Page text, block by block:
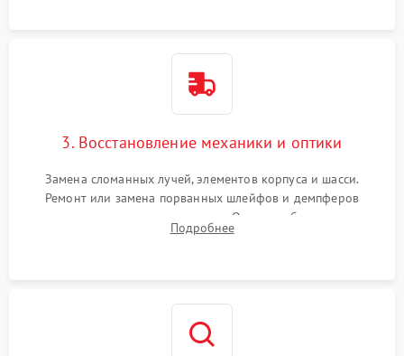
3. Восстановление механики и оптики
Замена сломанных лучей, элементов корпуса и шасси.
Ремонт или замена порванных шлейфов и демпферов
трехосевого подвеса камеры. Очистка объектива,
восстановление механизма фокусировки. Установка новых
Подробнее